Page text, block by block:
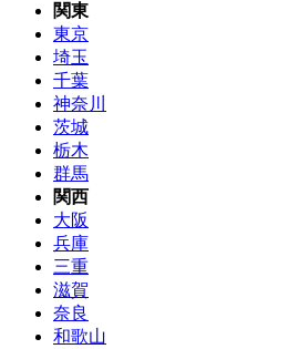
関東
東京
埼玉
千葉
神奈川
茨城
栃木
群馬
関西
大阪
兵庫
三重
滋賀
奈良
和歌山